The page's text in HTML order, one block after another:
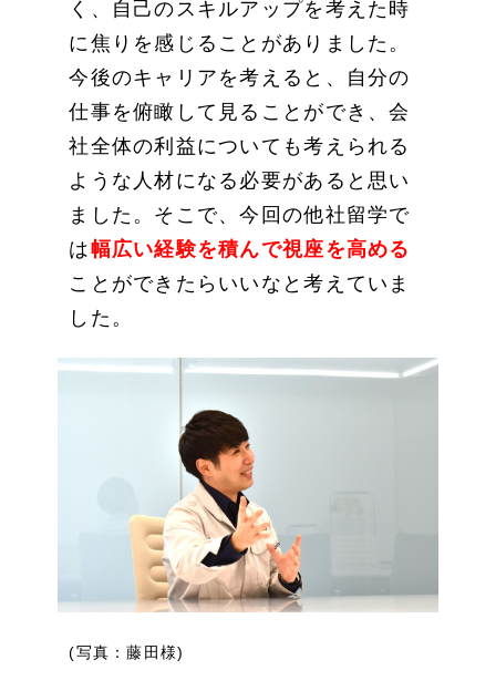
く、自己のスキルアップを考えた時
に焦りを感じることがありました。
今後のキャリアを考えると、自分の
仕事を俯瞰して見ることができ、会
社全体の利益についても考えられる
ような人材になる必要があると思い
ました。そこで、今回の他社留学で
は幅広い経験を積んで視座を高める
ことができたらいいなと考えていま
した。
(写真：藤田様)